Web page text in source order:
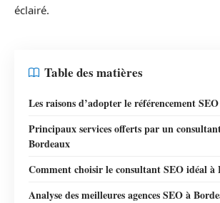
éclairé.
Table des matières
Les raisons d’adopter le référencement
Principaux services offerts par un
Bordeaux
Comment choisir le consultant SEO idéal à
Analyse des meilleures agences SEO à